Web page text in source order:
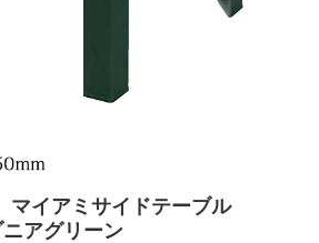
イアミサイドテーブル
アグリーン